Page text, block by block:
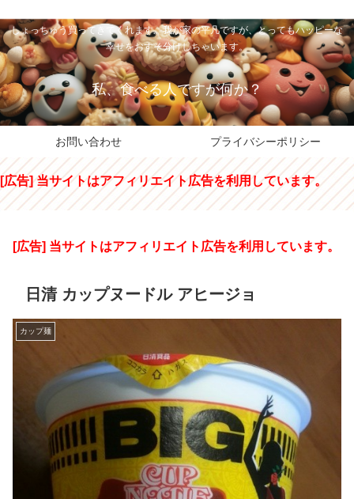
しょっちゅう買ってきてくれます。我が家の平凡ですが、とってもハッピーな
幸せをおすそ分けしちゃいます。
私、食べる人ですが何か？
お問い合わせ プライバシーポリシー
[広告] 当サイトはアフィリエイト広告を利用しています。
[広告] 当サイトはアフィリエイト広告を利用しています。
日清 カップヌードル アヒージョ
カップ麺